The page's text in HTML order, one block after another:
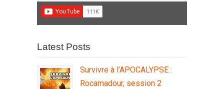
Latest Posts
Survivre à l’APOCALYPSE :
Rocamadour, session 2